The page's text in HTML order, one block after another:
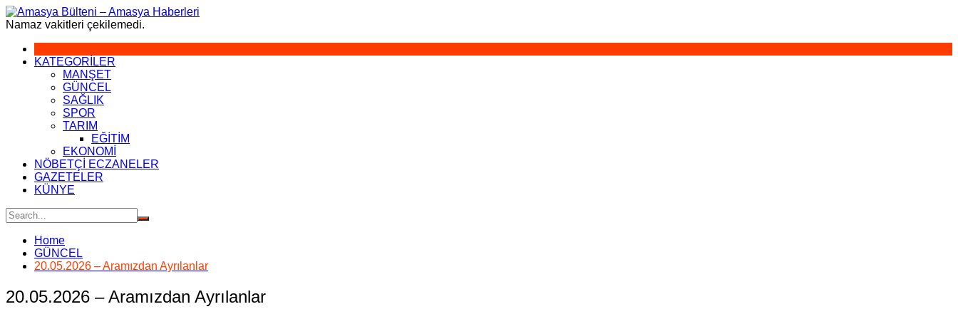
Skip
to
Namaz vakitleri çekilemedi.
KATEGORİLER
MANŞET
GÜNCEL
SAĞLIK
SPOR
TARIM
EĞİTİM
EKONOMİ
NÖBETÇİ ECZANELER
GAZETELER
KÜNYE
Home
GÜNCEL
20.05.2026 – Aramızdan Ayrılanlar
20.05.2026 – Aramızdan Ayrılanlar